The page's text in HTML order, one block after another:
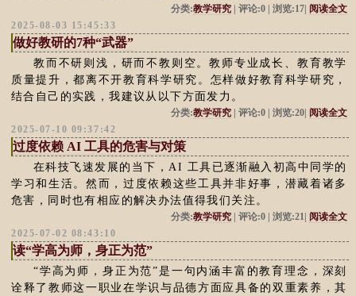
分类:教学研究| 评论:0 | 浏览:17| 阅读全文
2025-08-03 15:45:33
做好教研的7种“武器”
教而不研则浅，研而不教则空。教师专业成长、教育教学
质量提升，都离不开教育科学研究。怎样做好教育科学研究，
结合自己的实践，我建议从以下方面发力。
分类:教学研究| 评论:0 | 浏览:20| 阅读全文
2025-07-10 09:37:42
过度依赖 AI 工具的危害与对策
在科技飞速发展的当下，AI 工具已逐渐融入初高中同学的
学习和生活。然而，过度依赖这些工具并非好事，潜藏着诸多
危害，同时也有相应的解决办法值得我们关注。
分类:教学研究| 评论:0 | 浏览:21| 阅读全文
2025-07-02 08:43:10
读“学高为师，身正为范”
“学高为师，身正为范”是一句内涵丰富的教育理念，深刻
诠释了教师这一职业在学识与品德方面应具备的双重素养，其